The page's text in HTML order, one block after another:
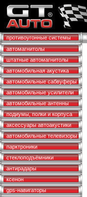
противоугонные системы
автомагнитолы
штатные автомагнитолы
автомобильная акустика
автомобильные сабвуферы
автомобильные усилители
автомобильные антенны
подиумы, полки и корпуса
аксессуары автоакустики
автомобильные телевизоры
парктроники
стеклоподъёмники
антирадары
ксенон
gps-навигаторы